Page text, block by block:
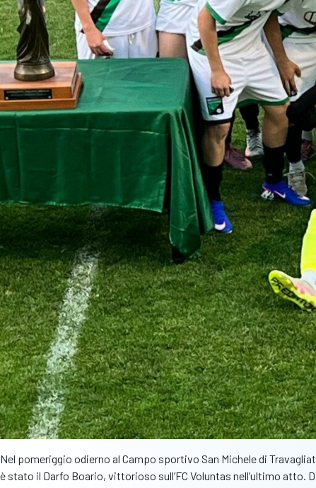
Nel pomeriggio odierno al Campo sportivo San Michele di
è stato il Darfo Boario, vittorioso sull’FC Voluntas nell’ultimo atto.